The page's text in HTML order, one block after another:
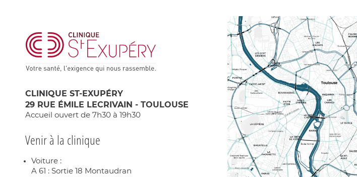
CLINIQUE ST-EXUPÉRY
29 RUE ÉMILE LECRIVAIN - TOULOUSE
Accueil ouvert de 7h30 à 19h30
Venir à la clinique
Voiture :
A 61 : Sortie 18 Montaudran